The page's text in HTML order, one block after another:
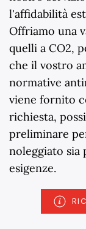
l'affidabilità
Offriamo una
quelli a CO2,
che il vostro
normative
viene fornito
richiesta,
preliminare
noleggiato sia
esigenze.